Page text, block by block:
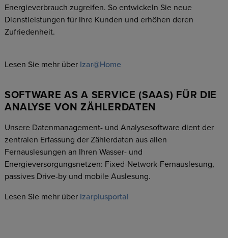
Energieverbrauch zugreifen. So entwickeln Sie neue
Dienstleistungen für Ihre Kunden und erhöhen deren
Zufriedenheit.
Lesen Sie mehr über Izar@Home
SOFTWARE AS A SERVICE (SAAS) FÜR DIE
ANALYSE VON ZÄHLERDATEN
Unsere Datenmanagement- und Analysesoftware dient der
zentralen Erfassung der Zählerdaten aus allen
Fernauslesungen an Ihren Wasser- und
Energieversorgungsnetzen: Fixed-Network-Fernauslesung,
passives Drive-by und mobile Auslesung.
Lesen Sie mehr über Izarplusportal